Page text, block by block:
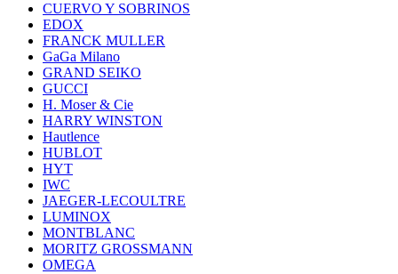
CUERVO Y SOBRINOS
EDOX
FRANCK MULLER
GaGa Milano
GRAND SEIKO
GUCCI
H. Moser & Cie
HARRY WINSTON
Hautlence
HUBLOT
HYT
IWC
JAEGER-LECOULTRE
LUMINOX
MONTBLANC
MORITZ GROSSMANN
OMEGA